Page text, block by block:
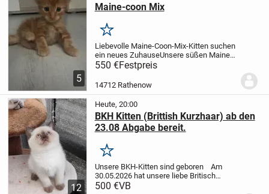
5
Maine-coon Mix
Merken
Liebevolle Maine-Coon-Mix-Kitten suchen
ein neues ZuhauseUnsere süßen Maine-
Coon-Mix-Kitten sind jetzt 11 Wochen alt
und entwickeln sich prächtig. Sie
wachsen liebevoll im Familienumfeld auf
550 €Festpreis
14712 Rathenow
12
Heute, 20:00
BKH Kitten (Brittish Kurzhaar) ab den
23.08 Abgabe bereit.
Merken
Unsere BKH-Kitten sind geboren
Am
30.05.2026 hat unsere liebe Britisch
Kurzhaar Katze aus Privatzucht
500 €VB